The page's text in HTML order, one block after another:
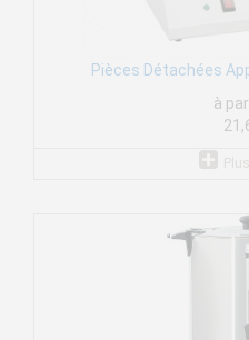
Pièces Détachées
à